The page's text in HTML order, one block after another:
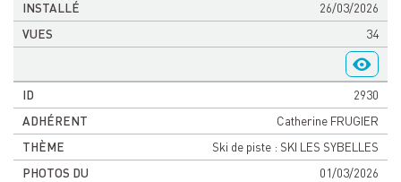
26/03/2026
34
2930
Catherine FRUGIER
Ski de piste : SKI LES SYBELLES
01/03/2026